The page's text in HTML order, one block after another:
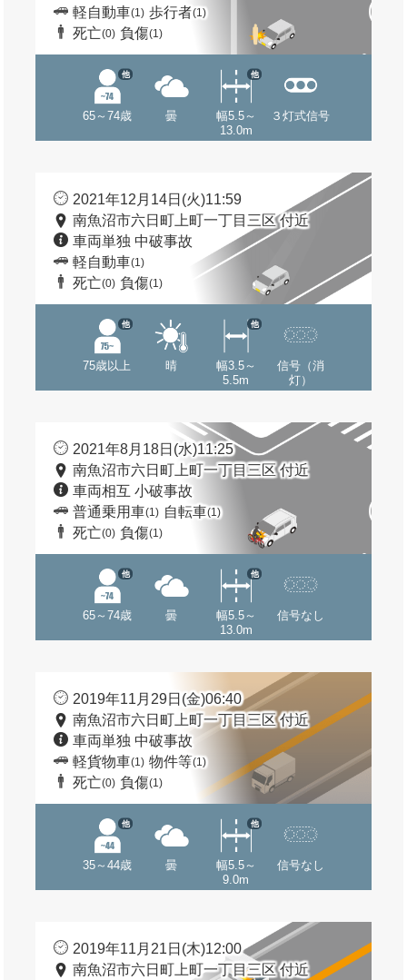
軽自動車(1) 歩行者(1)
死亡(0) 負傷(1)
65～74歳
他
曇
幅5.5～
13.0m
他
３灯式信号
2021年12月14日(火)11:59
南魚沼市六日町上町一丁目三区 付近
車両単独 中破事故
軽自動車(1)
死亡(0) 負傷(1)
75歳以上
他
晴
幅3.5～
5.5m
他
信号（消
灯）
2021年8月18日(水)11:25
南魚沼市六日町上町一丁目三区 付近
車両相互 小破事故
普通乗用車(1) 自転車(1)
死亡(0) 負傷(1)
65～74歳
他
曇
幅5.5～
13.0m
他
信号なし
2019年11月29日(金)06:40
南魚沼市六日町上町一丁目三区 付近
車両単独 中破事故
軽貨物車(1) 物件等(1)
死亡(0) 負傷(1)
35～44歳
他
曇
幅5.5～
9.0m
他
信号なし
2019年11月21日(木)12:00
南魚沼市六日町上町一丁目三区 付近